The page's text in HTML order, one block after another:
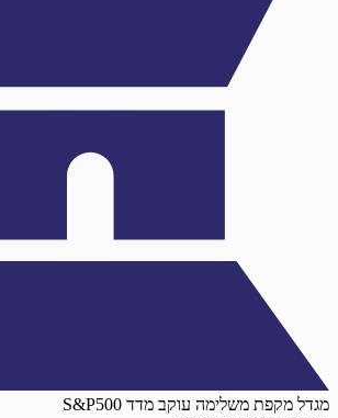
מגדל מקפת משלימה עוקב מדד S&P500